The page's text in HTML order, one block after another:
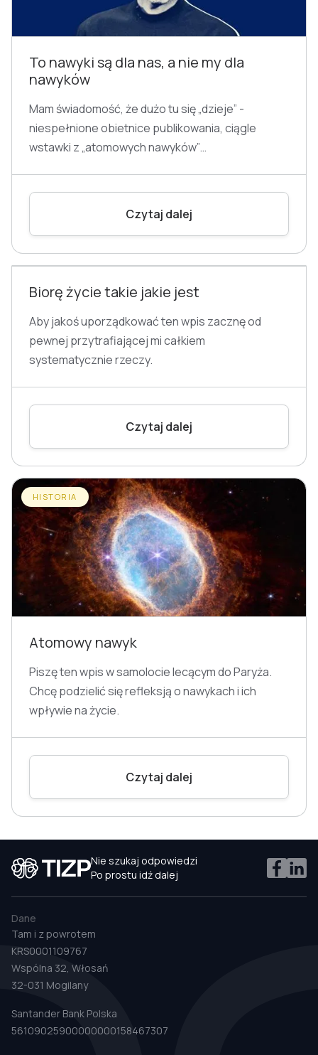
To nawyki są dla nas, a nie my dla
nawyków
Mam świadomość, że dużo tu się „dzieje” -
niespełnione obietnice publikowania, ciągle
wstawki z „atomowych nawyków”…
Czytaj dalej
HISTORIA
Biorę życie takie jakie jest
Aby jakoś uporządkować ten wpis zacznę od
pewnej przytrafiającej mi całkiem
systematycznie rzeczy.
Czytaj dalej
HISTORIA
Atomowy nawyk
Piszę ten wpis w samolocie lecącym do Paryża.
Chcę podzielić się refleksją o nawykach i ich
wpływie na życie.
Czytaj dalej
Nie szukaj odpowiedzi
Po prostu idź dalej
Dane
Tam i z powrotem
KRS0001109767
Wspólna 32, Włosań
32-031 Mogilany
Santander Bank Polska
56109025900000000158467307